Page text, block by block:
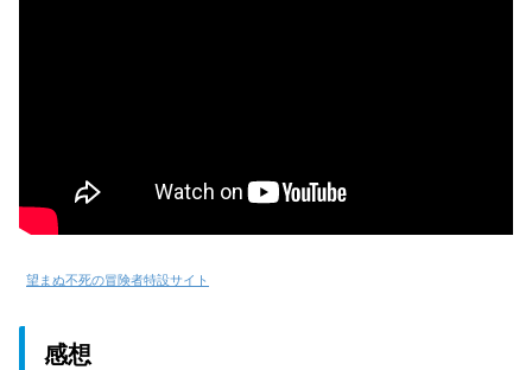
望まぬ不死の冒険者特設サイト
感想